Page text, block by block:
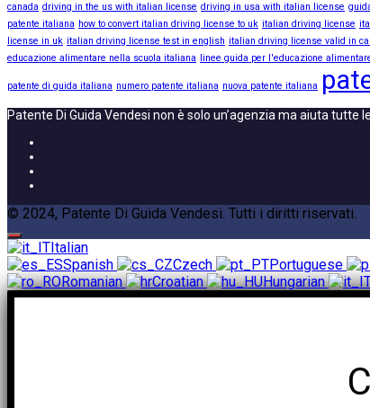
canada driving in the us with italian license driving in usa with italian license
patente italiana how to convert italian driving license to uk italian driving license
license in uk italian driving license test in english italian driving license valid in
educazione alimentare nella scuola italiana
linee guida per l'educazione
patente di guida italiana numero patente italiana nuova patente italiana
Patente Di Guida Vendesi non è solo un’agenzia ma aiuta
© 2024, Patente Di Guida Vendesi. Tutti i diritti riservati.
Italian
Spanish
Czech Portuguese
Romanian
Croatian Hungarian